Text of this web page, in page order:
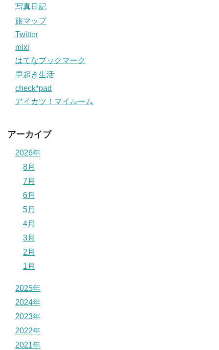
写真日記
旅マップ
Twitter
mixi
はてなブックマーク
早起き生活
check*pad
アイカツ！マイルーム
アーカイブ
2026年
8月
7月
6月
5月
4月
3月
2月
1月
2025年
2024年
2023年
2022年
2021年